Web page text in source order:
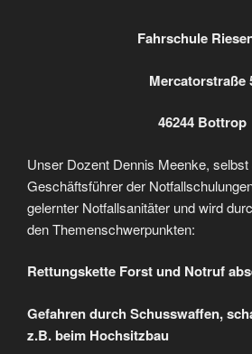
Fahrschule
Mercatorstraße
46244 Bottrop
Unser Dozent Dennis Meenke, selbst
Geschäftsführer der
gelernter Notfallsanitäter und wird
den Themenschwerpunkten:
Rettungskette Forst und Notruf
Gefahren durch Schusswaffen,
z.B. beim Hochsitzbau